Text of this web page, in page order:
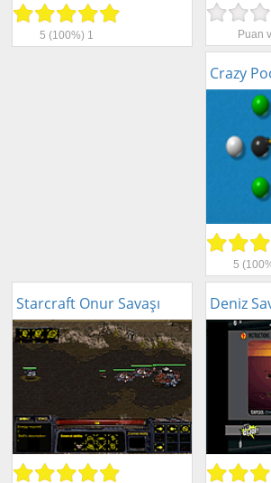
5 (100%) 1 Puan
Crazy
5
Starcraft Onur Savaşı Deniz